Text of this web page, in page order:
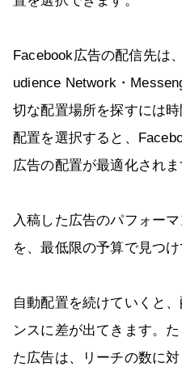
Facebook広告の配信先は
udience Network・
切な配置場所を探すには
配置を選択すると、
広告の配置が最適化されま
入稿した広告のパフォー
を、最低限の予算で見つけ
自動配置を続けていくと
ンスに差が出てきます。
た広告は、リーチの数に